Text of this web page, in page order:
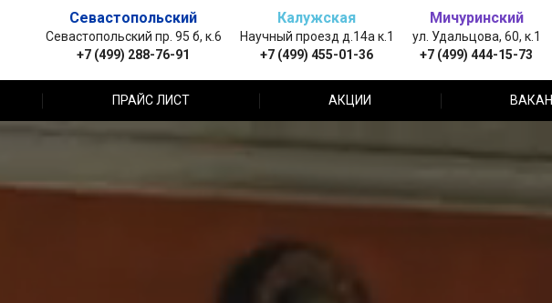
Севастопольский
Севастопольский пр. 95 б, к.6
+7 (499) 288-76-91
Калужская
Научный проезд д.14а к.1
+7 (499) 455-01-36
Мичуринский
ул. Удальцова, 60, к.1
+7 (499) 444-15-73
ПРАЙС ЛИСТ АКЦИИ